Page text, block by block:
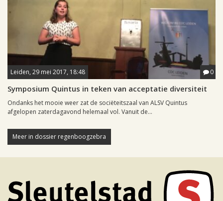
Leiden, 29 mei 2017, 18:48 0
Symposium Quintus in teken van acceptatie diversiteit
Ondanks het mooie weer zat de sociëteitszaal van ALSV Quintus
afgelopen zaterdagavond helemaal vol. Vanuit de...
Meer in dossier regenboogzebra